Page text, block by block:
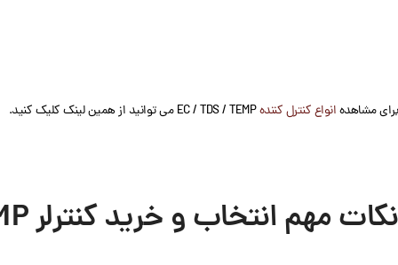
برای مشاهدهانواع کنترل کنندهEC / TDS / TEMP می توانید از همین لینک کلیک کنید.
نکات مهم انتخاب و خرید کنترلر EC / TDS / TEMP